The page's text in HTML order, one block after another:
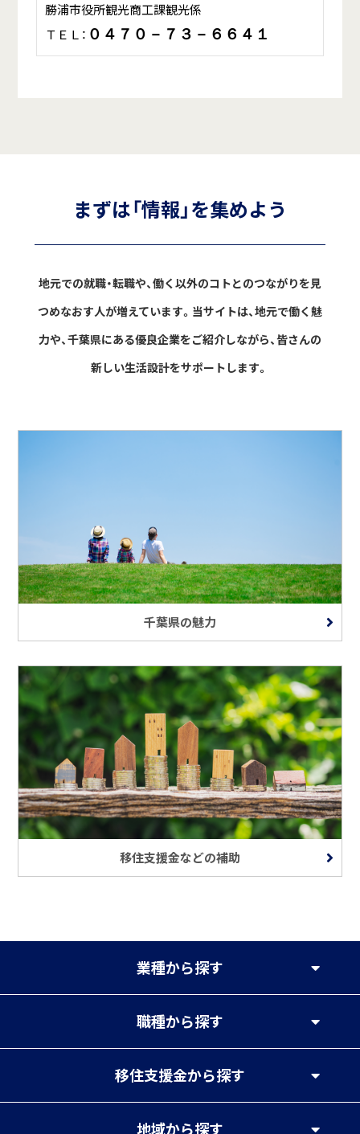
勝浦市役所観光商工課観光係
ＴＥＬ： ０４７０－７３－６６４１
まずは「情報」を集めよう
地元での就職・転職や、働く以外のコトとのつながりを見
つめなおす人が増えています。 当サイトは、地元で働く魅
力や、千葉県にある優良企業をご紹介しながら、皆さんの
新しい生活設計をサポートします。
千葉県の魅力
移住支援金などの補助
業種から探す
職種から探す
移住支援金から探す
地域から探す